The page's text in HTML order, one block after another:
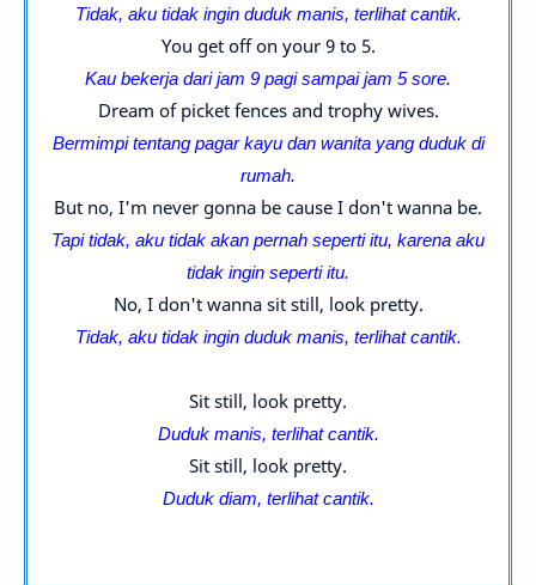
Tidak, aku tidak ingin duduk manis, terlihat cantik.
You get off on your 9 to 5.
Kau bekerja dari jam 9 pagi sampai jam 5 sore.
Dream of picket fences and trophy wives.
Bermimpi tentang pagar kayu dan wanita yang duduk di
rumah.
But no, I'm never gonna be cause I don't wanna be.
Tapi tidak, aku tidak akan pernah seperti itu, karena aku
tidak ingin seperti itu.
No, I don't wanna sit still, look pretty.
Tidak, aku tidak ingin duduk manis, terlihat cantik.
Sit still, look pretty.
Duduk manis, terlihat cantik.
Sit still, look pretty.
Duduk diam, terlihat cantik.